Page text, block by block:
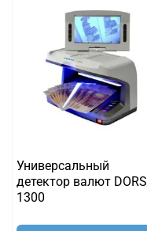
Универсальный
детектор валют DORS
1300